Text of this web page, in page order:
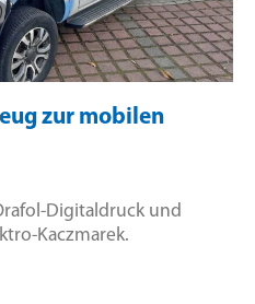
zur mobilen
Digitaldruck und
Kaczmarek.